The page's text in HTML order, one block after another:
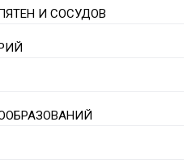
И СОСУДОВ